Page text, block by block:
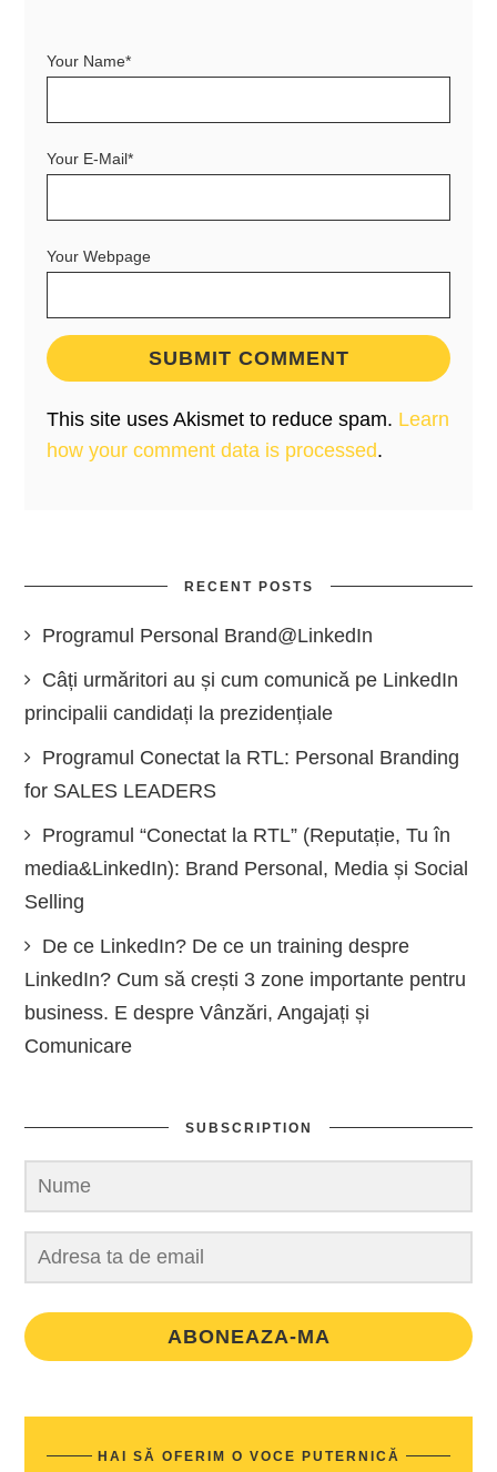
Your Name*
Your E-Mail*
Your Webpage
This site uses Akismet to reduce spam. Learn
how your comment data is processed.
RECENT POSTS
Programul Personal Brand@LinkedIn
Câți urmăritori au și cum comunică pe LinkedIn
principalii candidați la prezidențiale
Programul Conectat la RTL: Personal Branding
for SALES LEADERS
Programul “Conectat la RTL” (Reputație, Tu în
media&LinkedIn): Brand Personal, Media și Social
Selling
De ce LinkedIn? De ce un training despre
LinkedIn? Cum să crești 3 zone importante pentru
business. E despre Vânzări, Angajați și
Comunicare
SUBSCRIPTION
ABONEAZA-MA
HAI SĂ OFERIM O VOCE PUTERNICĂ